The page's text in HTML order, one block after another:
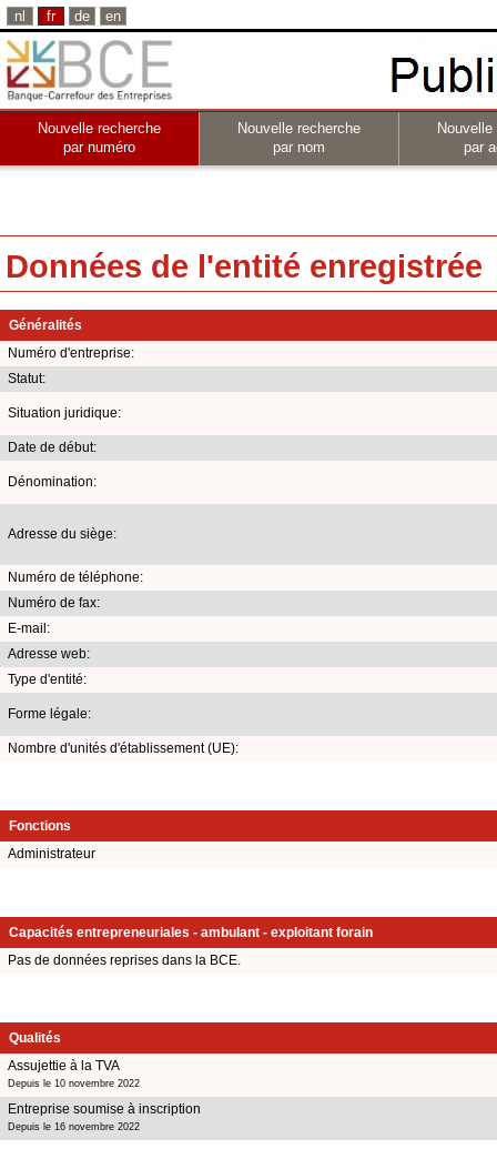
nl fr de en
Nouvelle recherche
par numéro
Nouvelle recherche
par nom
par
Données de l'entité enregistrée
Généralités
Numéro d'entreprise:
Statut:
Situation juridique:
Date de début:
Dénomination:
Adresse du siège:
Numéro de téléphone:
Numéro de fax:
E-mail:
Adresse web:
Type d'entité:
Forme légale:
Nombre d'unités d'établissement (UE):
Fonctions
Administrateur
Capacités entrepreneuriales - ambulant - exploitant forain
Pas de données reprises dans la BCE.
Qualités
Assujettie à la TVA
Depuis le 10 novembre 2022
Entreprise soumise à inscription
Depuis le 16 novembre 2022